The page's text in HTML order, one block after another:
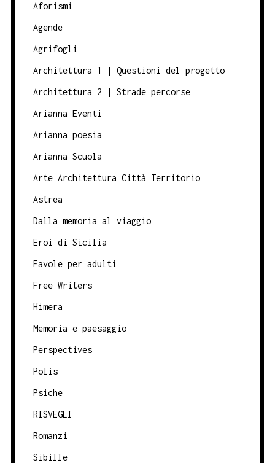
Aforismi
Agende
Agrifogli
Architettura 1 | Questioni del progetto
Architettura 2 | Strade percorse
Arianna Eventi
Arianna poesia
Arianna Scuola
Arte Architettura Città Territorio
Astrea
Dalla memoria al viaggio
Eroi di Sicilia
Favole per adulti
Free Writers
Himera
Memoria e paesaggio
Perspectives
Polis
Psiche
RISVEGLI
Romanzi
Sibille